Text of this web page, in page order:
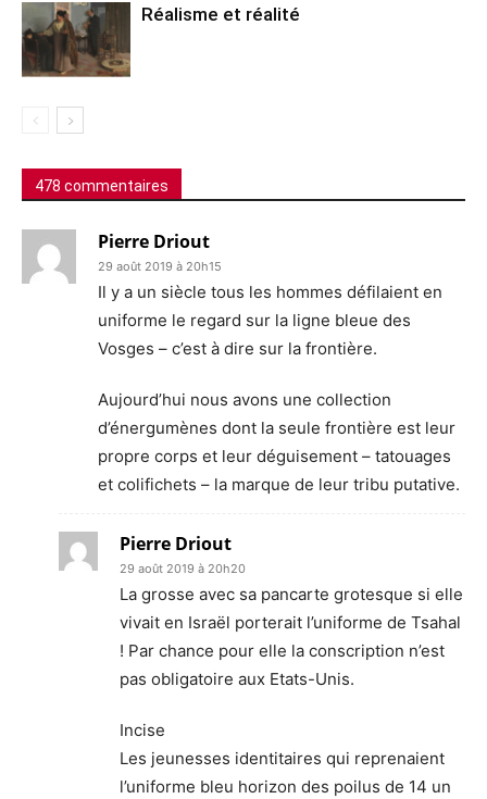
Réalisme et réalité
478 commentaires
Pierre Driout
29 août 2019 à 20h15
Il y a un siècle tous les hommes défilaient en
uniforme le regard sur la ligne bleue des
Vosges – c’est à dire sur la frontière.
Aujourd’hui nous avons une collection
d’énergumènes dont la seule frontière est leur
propre corps et leur déguisement – tatouages
et colifichets – la marque de leur tribu putative.
Pierre Driout
29 août 2019 à 20h20
La grosse avec sa pancarte grotesque si elle
vivait en Israël porterait l’uniforme de Tsahal
! Par chance pour elle la conscription n’est
pas obligatoire aux Etats-Unis.
Incise
Les jeunesses identitaires qui reprenaient
l’uniforme bleu horizon des poilus de 14 un